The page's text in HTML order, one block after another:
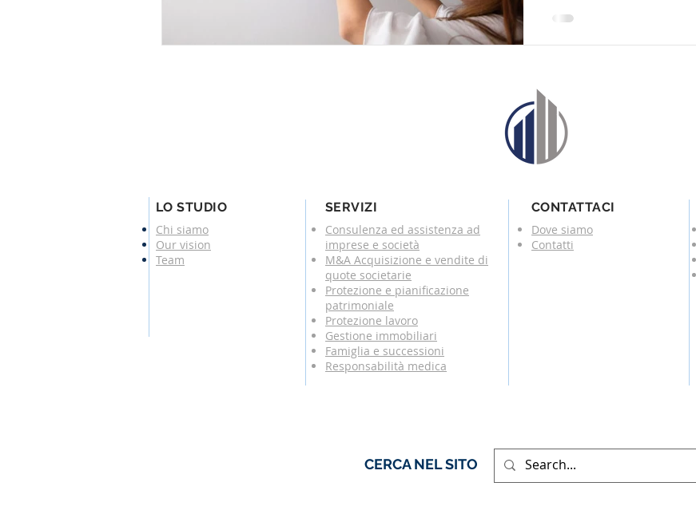
LO STUDIO SERVIZI CONTATTACI
Chi siamo
Our vision
Team
Consulenza ed assistenza ad
imprese e società
M&A Acquisizione e vendite di
quote societarie
Protezione e pianificazione
patrimoniale
Protezione lavoro
Gestione immobiliari
Famiglia e successioni
Responsabilità medica
Dove siamo
Contatti
CERCA NEL SITO